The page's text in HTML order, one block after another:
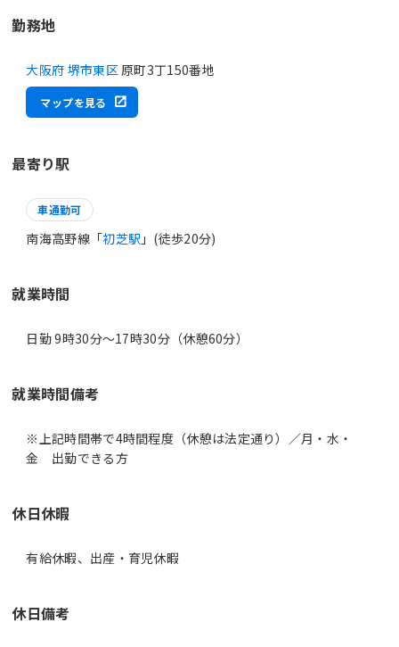
勤務地
大阪府 堺市東区原町3丁150番地
マップを見る
最寄り駅
車通勤可
南海高野線「初芝駅 」(徒歩20分)
就業時間
日勤 9時30分〜17時30分（休憩60分）
就業時間備考
※上記時間帯で4時間程度（休憩は法定通り）／月・水・
金 出勤できる方
休日休暇
有給休暇、出産・育児休暇
休日備考